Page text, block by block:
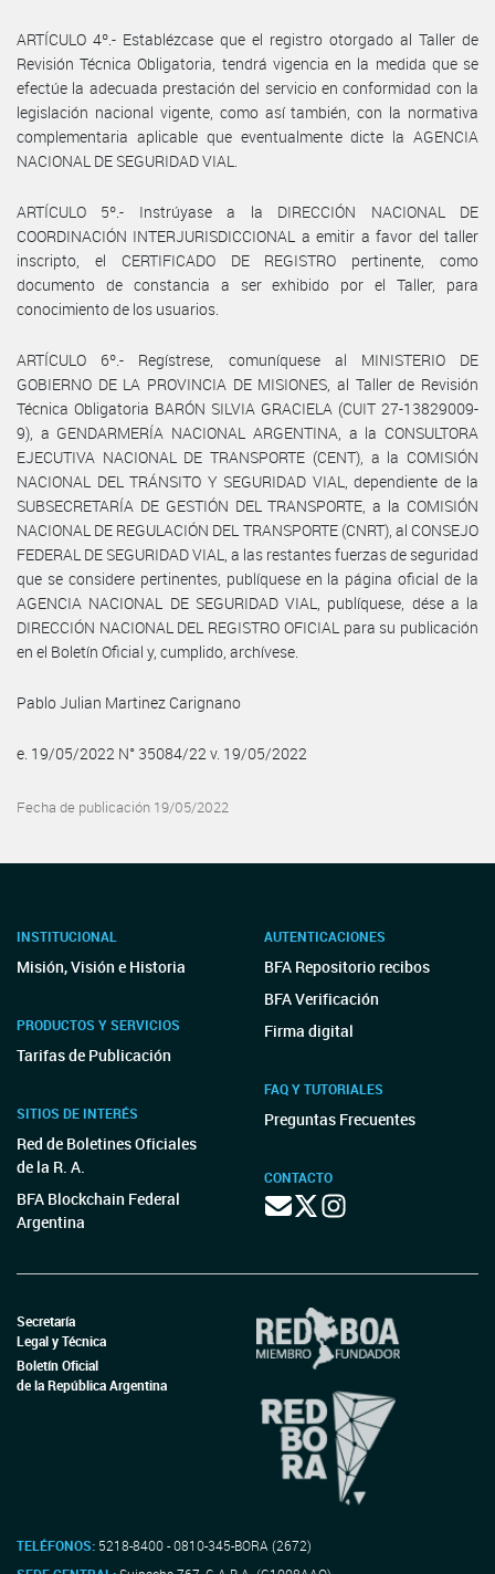
ARTÍCULO 4º.- Establézcase que el registro otorgado al Taller de
Revisión Técnica Obligatoria, tendrá vigencia en la medida que se
efectúe la adecuada prestación del servicio en conformidad con la
legislación nacional vigente, como así también, con la normativa
complementaria aplicable que eventualmente dicte la AGENCIA
NACIONAL DE SEGURIDAD VIAL.
ARTÍCULO 5º.- Instrúyase a la DIRECCIÓN NACIONAL DE
COORDINACIÓN INTERJURISDICCIONAL a emitir a favor del taller
inscripto, el CERTIFICADO DE REGISTRO pertinente, como
documento de constancia a ser exhibido por el Taller, para
conocimiento de los usuarios.
ARTÍCULO 6º.- Regístrese, comuníquese al MINISTERIO DE
GOBIERNO DE LA PROVINCIA DE MISIONES, al Taller de Revisión
Técnica Obligatoria BARÓN SILVIA GRACIELA (CUIT 27-13829009-
9), a GENDARMERÍA NACIONAL ARGENTINA, a la CONSULTORA
EJECUTIVA NACIONAL DE TRANSPORTE (CENT), a la COMISIÓN
NACIONAL DEL TRÁNSITO Y SEGURIDAD VIAL, dependiente de la
SUBSECRETARÍA DE GESTIÓN DEL TRANSPORTE, a la COMISIÓN
NACIONAL DE REGULACIÓN DEL TRANSPORTE (CNRT), al CONSEJO
FEDERAL DE SEGURIDAD VIAL, a las restantes fuerzas de seguridad
que se considere pertinentes, publíquese en la página oficial de la
AGENCIA NACIONAL DE SEGURIDAD VIAL, publíquese, dése a la
DIRECCIÓN NACIONAL DEL REGISTRO OFICIAL para su publicación
en el Boletín Oficial y, cumplido, archívese.
Pablo Julian Martinez Carignano
e. 19/05/2022 N° 35084/22 v. 19/05/2022
Fecha de publicación 19/05/2022
INSTITUCIONAL
Misión, Visión e Historia
PRODUCTOS Y SERVICIOS
Tarifas de Publicación
SITIOS DE INTERÉS
Red de Boletines Oficiales
de la R. A.
BFA Blockchain Federal
Argentina
AUTENTICACIONES
BFA Repositorio recibos
BFA Verificación
Firma digital
FAQ Y TUTORIALES
Preguntas Frecuentes
CONTACTO
Secretaría
Legal y Técnica
Boletín Oficial
de la República Argentina
TELÉFONOS: 5218-8400 - 0810-345-BORA (2672)